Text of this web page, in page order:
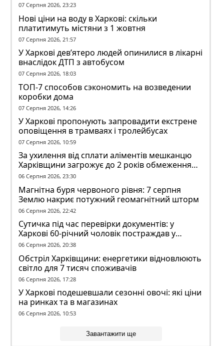
07 Серпня 2026, 23:23
Нові ціни на воду в Харкові: скільки
платитимуть містяни з 1 жовтня
07 Серпня 2026, 21:57
У Харкові дев’ятеро людей опинилися в лікарні
внаслідок ДТП з автобусом
07 Серпня 2026, 18:03
ТОП-7 способов сэкономить на возведении
коробки дома
07 Серпня 2026, 14:26
У Харкові пропонують запровадити екстрене
оповіщення в трамваях і тролейбусах
07 Серпня 2026, 10:59
За ухилення від сплати аліментів мешканцю
Харківщини загрожує до 2 років обмеження
волі
06 Серпня 2026, 23:30
Магнітна буря червоного рівня: 7 серпня
Землю накриє потужний геомагнітний шторм
06 Серпня 2026, 22:42
Сутичка під час перевірки документів: у
Харкові 60-річний чоловік постраждав у
конфлікті з ТЦК
06 Серпня 2026, 20:38
Обстріл Харківщини: енергетики відновлюють
світло для 7 тисяч споживачів
06 Серпня 2026, 17:28
У Харкові подешевшали сезонні овочі: які ціни
на ринках та в магазинах
06 Серпня 2026, 10:53
Завантажити ще